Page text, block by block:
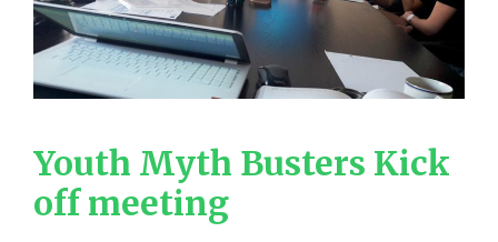
Youth Myth Busters Kick
off meeting